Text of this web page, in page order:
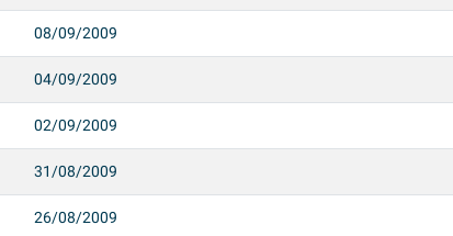
08/09/2009
04/09/2009
02/09/2009
31/08/2009
26/08/2009